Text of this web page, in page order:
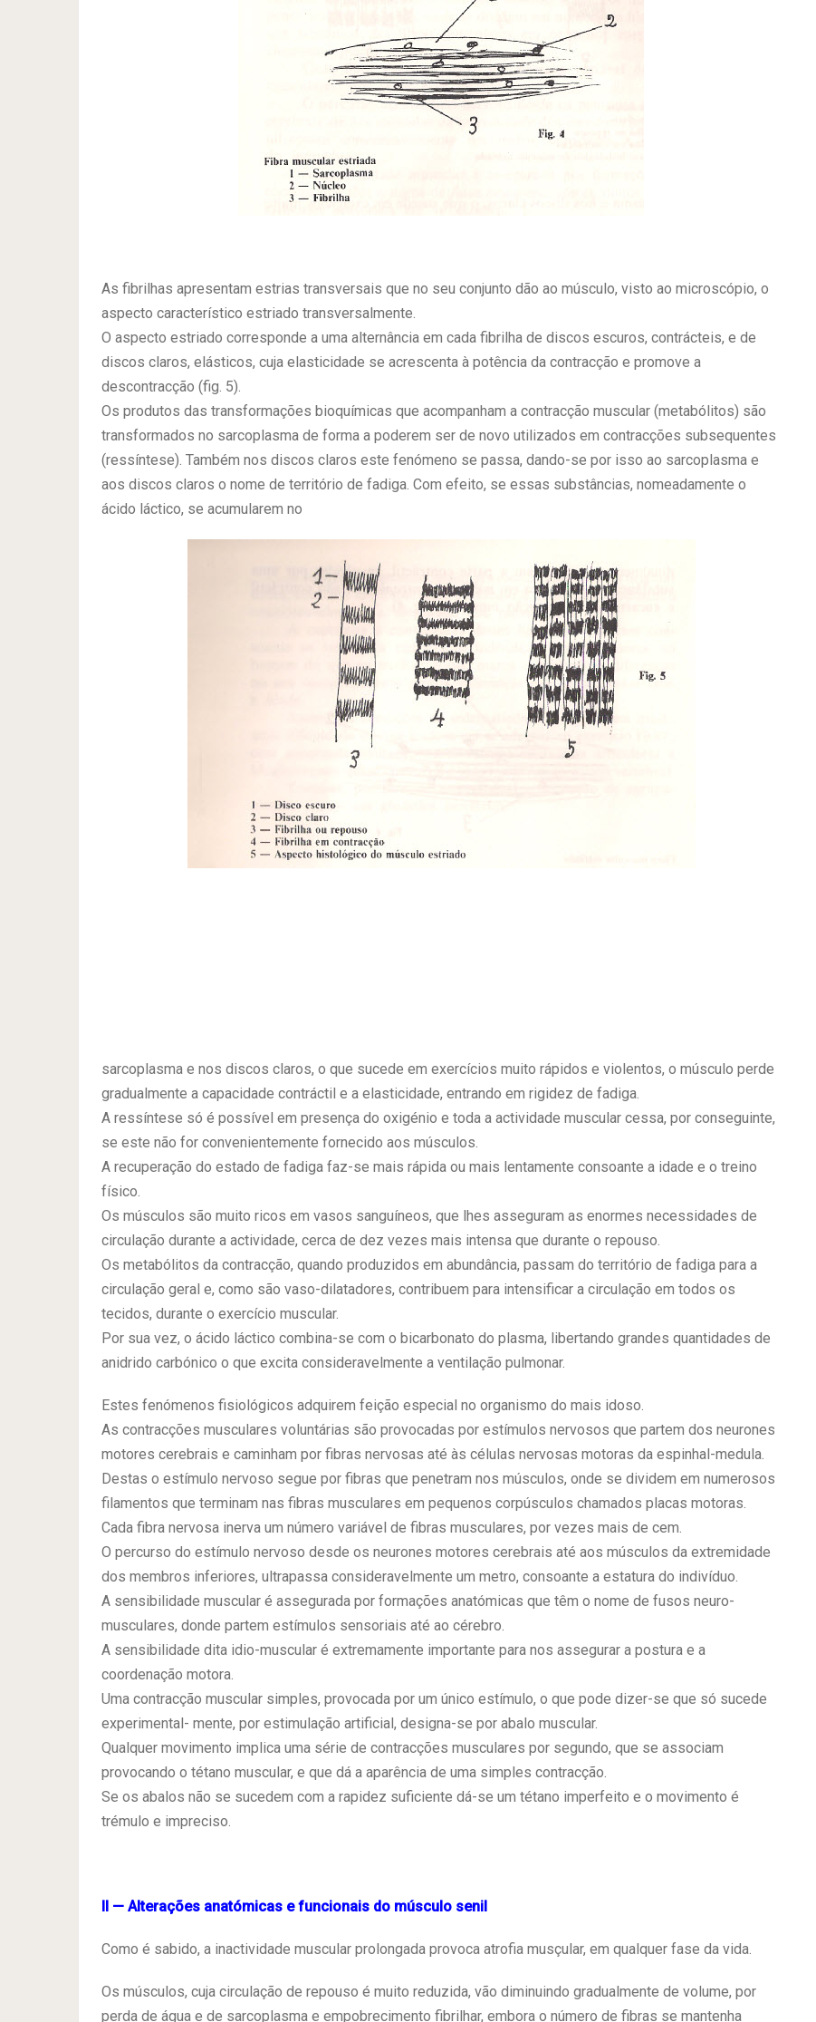
As fibrilhas apresentam estrias transversais que no seu conjunto dão ao músculo, visto ao microscópio, o
aspecto característico estriado transversalmente.
O aspecto estriado corresponde a uma alternância em cada fibrilha de discos escuros, contrácteis, e de
discos claros, elásticos, cuja elasticidade se acrescenta à potência da contracção e promove a
descontracção (fig. 5).
Os produtos das transformações bioquímicas que acompanham a contracção muscular (metabólitos) são
transformados no sarcoplasma de forma a poderem ser de novo utilizados em contracções subsequentes
(ressíntese). Também nos discos claros este fenómeno se passa, dando-se por isso ao sarcoplasma e
aos discos claros o nome de território de fadiga. Com efeito, se essas substâncias, nomeadamente o
ácido láctico, se acumularem no
sarcoplasma e nos discos claros, o que sucede em exercícios muito rápidos e violentos, o músculo perde
gradualmente a capacidade contráctil e a elasticidade, entrando em rigidez de fadiga.
A ressíntese só é possível em presença do oxigénio e toda a actividade muscular cessa, por conseguinte,
se este não for convenientemente fornecido aos músculos.
A recuperação do estado de fadiga faz-se mais rápida ou mais lentamente consoante a idade e o treino
físico.
Os músculos são muito ricos em vasos sanguíneos, que lhes asseguram as enormes necessidades de
circulação durante a actividade, cerca de dez vezes mais intensa que durante o repouso.
Os metabólitos da contracção, quando produzidos em abundância, passam do território de fadiga para a
circulação geral e, como são vaso-dilatadores, contribuem para intensificar a circulação em todos os
tecidos, durante o exercício muscular.
Por sua vez, o ácido láctico combina-se com o bicarbonato do plasma, libertando grandes quantidades de
anidrido carbónico o que excita consideravelmente a ventilação pulmonar.
Estes fenómenos fisiológicos adquirem feição especial no organismo do mais idoso.
As contracções musculares voluntárias são provocadas por estímulos nervosos que partem dos neurones
motores cerebrais e caminham por fibras nervosas até às células nervosas motoras da espinhal-medula.
Destas o estímulo nervoso segue por fibras que penetram nos músculos, onde se dividem em numerosos
filamentos que terminam nas fibras musculares em pequenos corpúsculos chamados placas motoras.
Cada fibra nervosa inerva um número variável de fibras musculares, por vezes mais de cem.
O percurso do estímulo nervoso desde os neurones motores cerebrais até aos músculos da extremidade
dos membros inferiores, ultrapassa consideravelmente um metro, consoante a estatura do indivíduo.
A sensibilidade muscular é assegurada por formações anatómicas que têm o nome de fusos neuro-
musculares, donde partem estímulos sensoriais até ao cérebro.
A sensibilidade dita idio-muscular é extremamente importante para nos assegurar a postura e a
coordenação motora.
Uma contracção muscular simples, provocada por um único estímulo, o que pode dizer-se que só sucede
experimental- mente, por estimulação artificial, designa-se por abalo muscular.
Qualquer movimento implica uma série de contracções musculares por segundo, que se associam
provocando o tétano muscular, e que dá a aparência de uma simples contracção.
Se os abalos não se sucedem com a rapidez suficiente dá-se um tétano imperfeito e o movimento é
trémulo e impreciso.
II — Alterações anatómicas e funcionais do músculo senil
Como é sabido, a inactividade muscular prolongada provoca atrofia musçular, em qualquer fase da vida.
Os músculos, cuja circulação de repouso é muito reduzida, vão diminuindo gradualmente de volume, por
perda de água e de sarcoplasma e empobrecimento fibrilhar, embora o número de fibras se mantenha